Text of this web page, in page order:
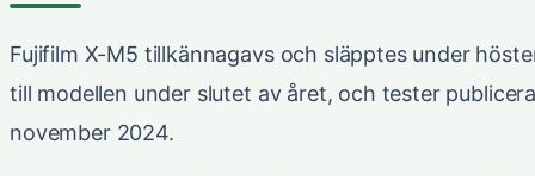
Fujifilm X-M5 tillkännagavs och släpptes under
till modellen under slutet av året, och tester
november 2024.